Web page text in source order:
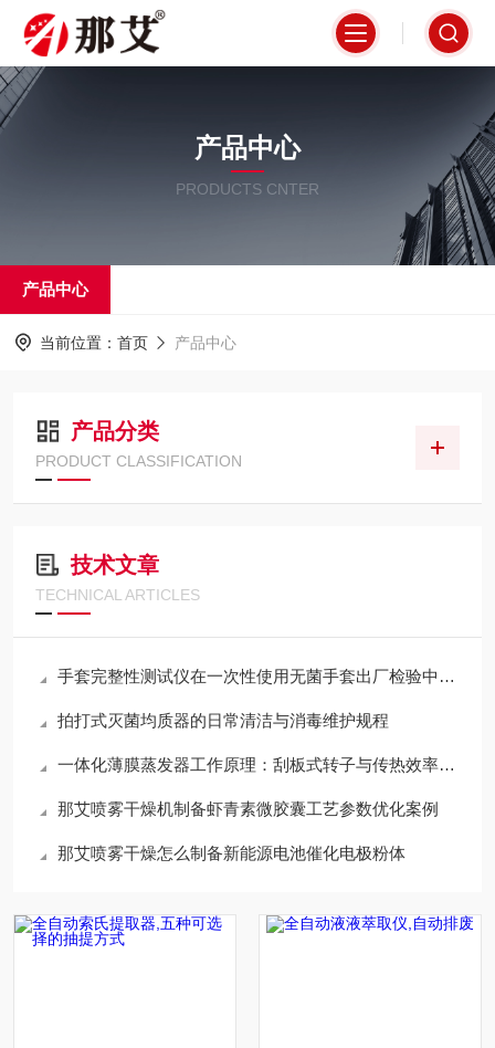
产品中心
PRODUCTS CNTER
产品中心
当前位置： 首页 产品中心
产品分类
PRODUCT CLASSIFICATION
技术文章
TECHNICAL ARTICLES
手套完整性测试仪在一次性使用无菌手套出厂检验中的自动化
拍打式灭菌均质器的日常清洁与消毒维护规程
一体化薄膜蒸发器工作原理：刮板式转子与传热效率分析
那艾喷雾干燥机制备虾青素微胶囊工艺参数优化案例
那艾喷雾干燥怎么制备新能源电池催化电极粉体